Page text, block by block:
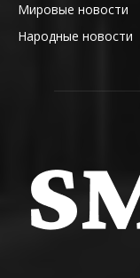
Мировые новости
Народные новости